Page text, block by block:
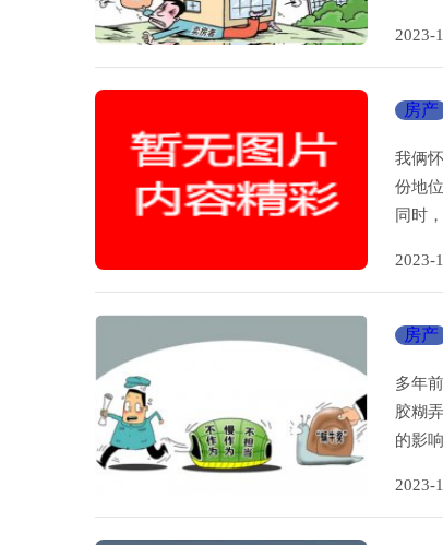
房产
我俩
份地
同时
房产
多年
胶糊
的影